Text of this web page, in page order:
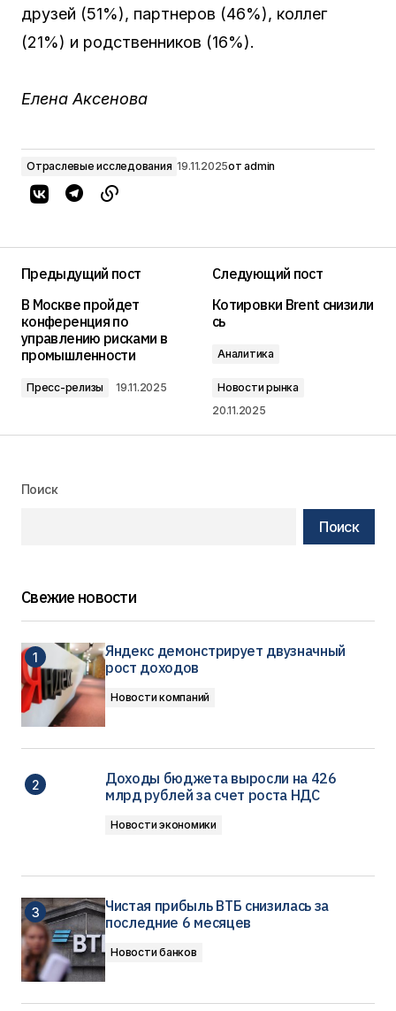
друзей (51%), партнеров (46%), коллег
(21%) и родственников (16%).
Елена Аксенова
Отраслевые исследования 19.11.2025от admin
Предыдущий пост
В Москве пройдет
конференция по
управлению рисками в
промышленности
Пресс-релизы 19.11.2025
Следующий пост
Котировки Brent снизили
сь
Аналитика
Новости рынка
20.11.2025
Поиск
Поиск
Свежие новости
Яндекс демонстрирует двузначный
рост доходов
Новости компаний
Доходы бюджета выросли на 426
млрд рублей за счет роста НДС
Новости экономики
Чистая прибыль ВТБ снизилась за
последние 6 месяцев
Новости банков